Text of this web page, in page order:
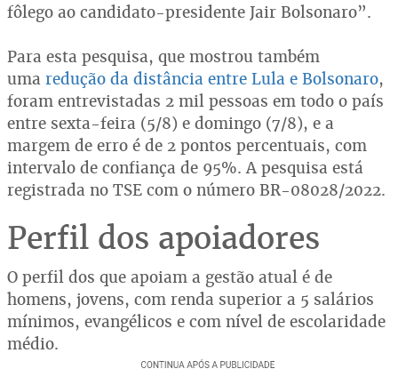
fôlego ao candidato-presidente Jair Bolsonaro”.
Para esta pesquisa, que mostrou também
uma redução da distância entre Lula e Bolsonaro,
foram entrevistadas 2 mil pessoas em todo o país
entre sexta-feira (5/8) e domingo (7/8), e a
margem de erro é de 2 pontos percentuais, com
intervalo de confiança de 95%. A pesquisa está
registrada no TSE com o número BR-08028/2022.
Perfil dos apoiadores
O perfil dos que apoiam a gestão atual é de
homens, jovens, com renda superior a 5 salários
mínimos, evangélicos e com nível de escolaridade
médio.